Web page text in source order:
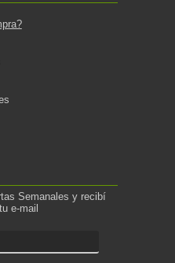
Semanales y recibí
e-mail